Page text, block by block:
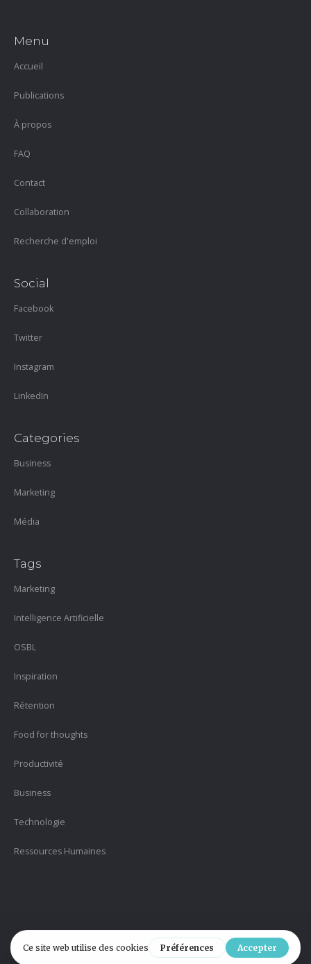
Menu
Accueil
Publications
À propos
FAQ
Contact
Collaboration
Recherche d'emploi
Social
Facebook
Twitter
Instagram
LinkedIn
Categories
Business
Marketing
Média
Tags
Marketing
Intelligence Artificielle
OSBL
Inspiration
Rétention
Food for thoughts
Productivité
Business
Technologie
Ressources Humaines
Version 2.1 | Politique de confidentialité| Designed by #HELPYmedia